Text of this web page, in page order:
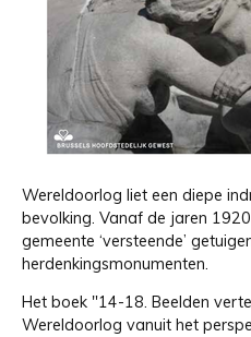
Wereldoorlog liet een diepe
bevolking. Vanaf de jaren
gemeente ‘versteende’
herdenkingsmonumenten.
Het boek "14-18. Beelden
Wereldoorlog vanuit het